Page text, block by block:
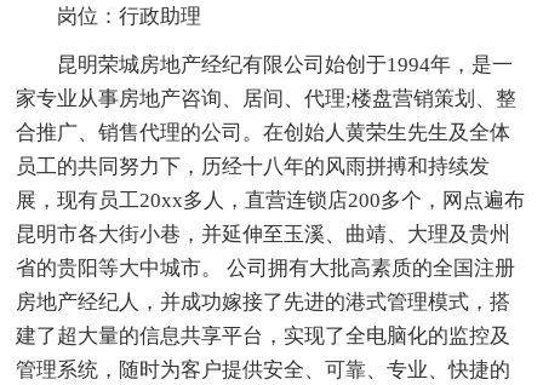
岗位：行政助理
昆明荣城房地产经纪有限公司始创于1994年，是一
家专业从事房地产咨询、居间、代理;楼盘营销策划、整
合推广、销售代理的公司。在创始人黄荣生先生及全体
员工的共同努力下，历经十八年的风雨拼搏和持续发
展，现有员工20xx多人，直营连锁店200多个，网点遍布
昆明市各大街小巷，并延伸至玉溪、曲靖、大理及贵州
省的贵阳等大中城市。 公司拥有大批高素质的全国注册
房地产经纪人，并成功嫁接了先进的港式管理模式，搭
建了超大量的信息共享平台，实现了全电脑化的监控及
管理系统，随时为客户提供安全、可靠、专业、快捷的